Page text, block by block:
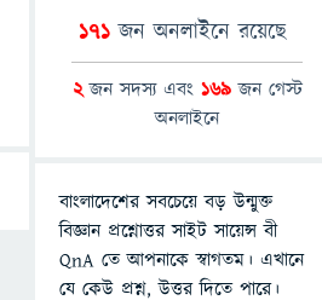
171জন অনলাইনে রয়েছে
2জন সদস্য এবং 169জন গেস্ট
অনলাইনে
বাংলাদেশের সবচেয়ে বড় উন্মুক্ত
বিজ্ঞান প্রশ্নোত্তর সাইট সায়েন্স বী
QnA তে আপনাকে স্বাগতম। এখানে
যে কেউ প্রশ্ন, উত্তর দিতে পারে।